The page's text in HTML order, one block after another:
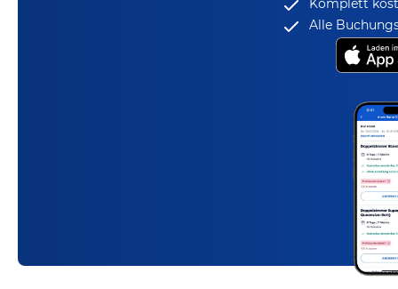
Komplett
Alle